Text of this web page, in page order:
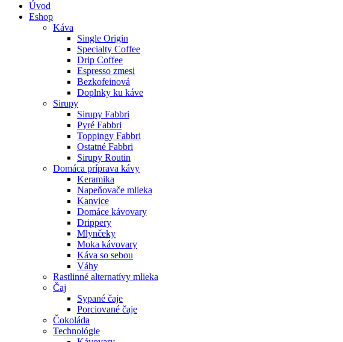
Úvod
Eshop
Káva
Single Origin
Specialty Coffee
Drip Coffee
Espresso zmesi
Bezkofeinová
Doplnky ku káve
Sirupy
Sirupy Fabbri
Pyré Fabbri
Toppingy Fabbri
Ostatné Fabbri
Sirupy Routin
Domáca príprava kávy
Keramika
Napeňovače mlieka
Kanvice
Domáce kávovary
Drippery
Mlynčeky
Moka kávovary
Káva so sebou
Váhy
Rastlinné alternatívy mlieka
Čaj
Sypané čaje
Porciované čaje
Čokoláda
Technológie